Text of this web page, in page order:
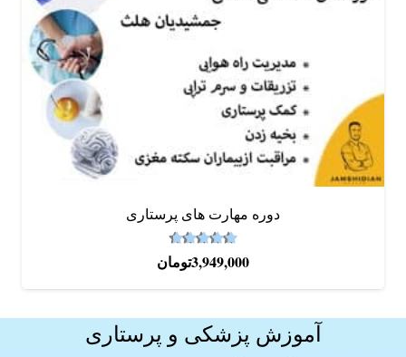
دوره‌ مهارت های پرستاری
4.67 از 5 3,949,000تومان
آموزش پزشکی و پرستاری